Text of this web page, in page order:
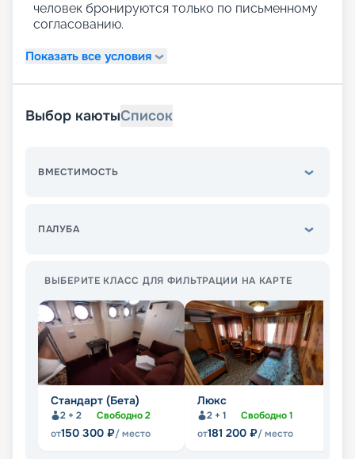
человек бронируются только по письменному
согласованию.
Показать все условия
Выбор каютыСписок
ВМЕСТИМОСТЬ
ПАЛУБА
ВЫБЕРИТЕ КЛАСС ДЛЯ ФИЛЬТРАЦИИ НА КАРТЕ
Стандарт (Бета)
2 + 2 Свободно2
от150 300 ₽/ место
Люкс
2 + 1 Свободно1
от181 200 ₽/ место